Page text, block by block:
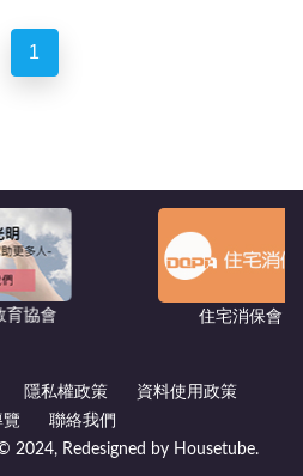
1
住宅消保會
隱私權政策
資料使用政策
覽
聯絡我們
2024, Redesigned by Housetube.